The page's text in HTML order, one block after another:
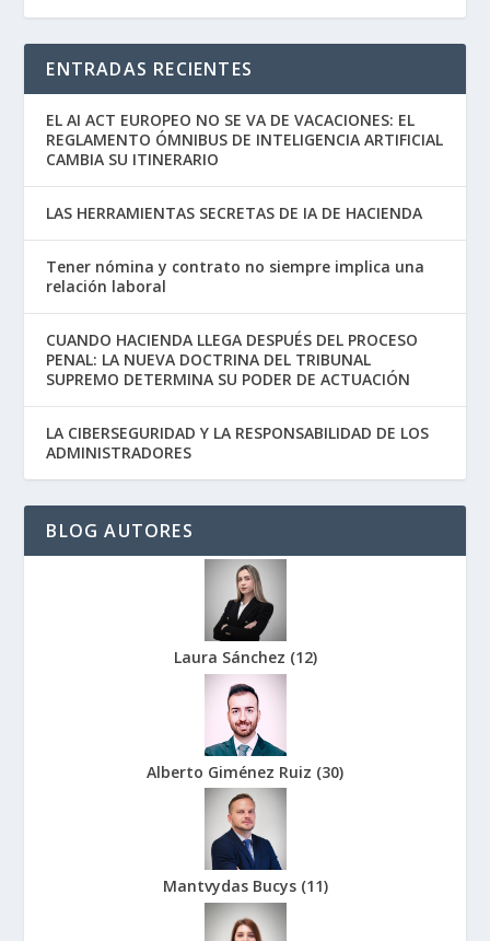
ENTRADAS RECIENTES
EL AI ACT EUROPEO NO SE VA DE VACACIONES: EL
REGLAMENTO ÓMNIBUS DE INTELIGENCIA ARTIFICIAL
CAMBIA SU ITINERARIO
LAS HERRAMIENTAS SECRETAS DE IA DE HACIENDA
Tener nómina y contrato no siempre implica una
relación laboral
CUANDO HACIENDA LLEGA DESPUÉS DEL PROCESO
PENAL: LA NUEVA DOCTRINA DEL TRIBUNAL
SUPREMO DETERMINA SU PODER DE ACTUACIÓN
LA CIBERSEGURIDAD Y LA RESPONSABILIDAD DE LOS
ADMINISTRADORES
BLOG AUTORES
Laura Sánchez (12)
Alberto Giménez Ruiz (30)
Mantvydas Bucys (11)